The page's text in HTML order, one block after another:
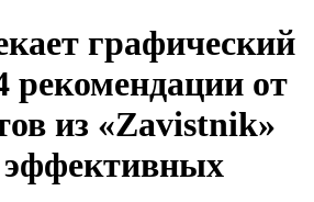
графический
рекомендации от
из «Zavistnik»